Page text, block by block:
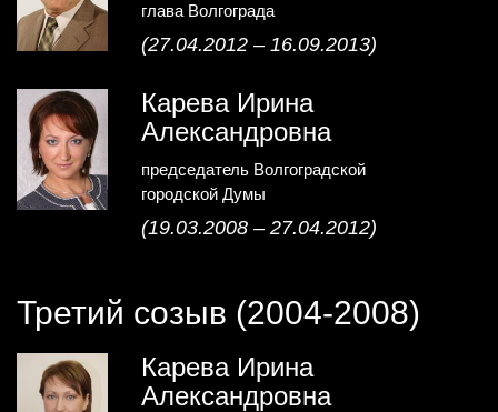
глава Волгограда
(27.04.2012 – 16.09.2013)
Карева Ирина
Александровна
председатель Волгоградской
городской Думы
(19.03.2008 – 27.04.2012)
Третий созыв (2004-2008)
Карева Ирина
Александровна